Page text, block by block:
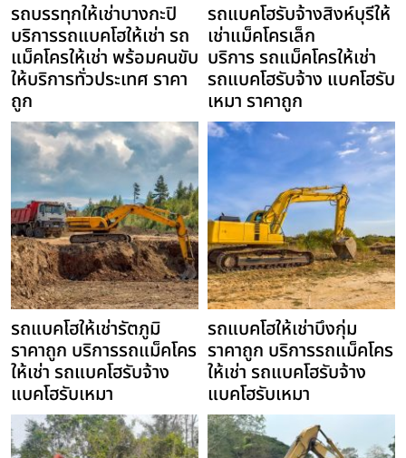
รถบรรทุกให้เช่าบางกะปิ
บริการรถแบคโฮให้เช่า รถ
แม็คโครให้เช่า พร้อมคนขับ
ให้บริการทั่วประเทศ ราคา
ถูก
รถแบคโฮรับจ้างสิงห์บุรีให้
เช่าแม็คโครเล็ก
บริการ รถแม็คโครให้เช่า
รถแบคโฮรับจ้าง แบคโฮรับ
เหมา ราคาถูก
รถแบคโฮให้เช่ารัตภูมิ
ราคาถูก บริการรถแม็คโคร
ให้เช่า รถแบคโฮรับจ้าง
แบคโฮรับเหมา
รถแบคโฮให้เช่าบึงกุ่ม
ราคาถูก บริการรถแม็คโคร
ให้เช่า รถแบคโฮรับจ้าง
แบคโฮรับเหมา